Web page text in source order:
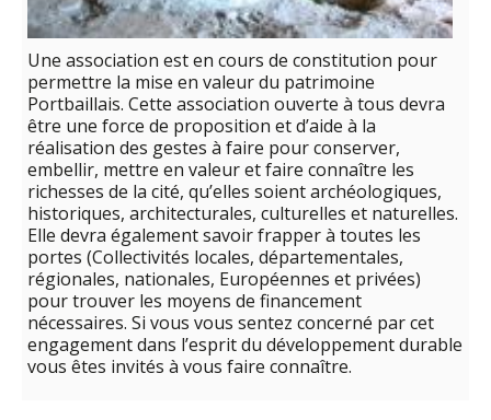
Une association est en cours de constitution pour
permettre la mise en valeur du patrimoine
Portbaillais. Cette association ouverte à tous devra
être une force de proposition et d’aide à la
réalisation des gestes à faire pour conserver,
embellir, mettre en valeur et faire connaître les
richesses de la cité, qu’elles soient archéologiques,
historiques, architecturales, culturelles et naturelles.
Elle devra également savoir frapper à toutes les
portes (Collectivités locales, départementales,
régionales, nationales, Européennes et privées)
pour trouver les moyens de financement
nécessaires. Si vous vous sentez concerné par cet
engagement dans l’esprit du développement durable
vous êtes invités à vous faire connaître.